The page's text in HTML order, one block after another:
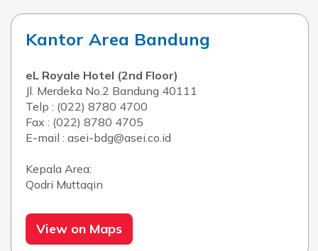
Kantor Area Bandung
eL Royale Hotel (2nd Floor)
Jl. Merdeka No.2 Bandung 40111
Telp : (022) 8780 4700
Fax : (022) 8780 4705
E-mail : asei-bdg@asei.co.id
Kepala Area:
Qodri Muttaqin
View on Maps